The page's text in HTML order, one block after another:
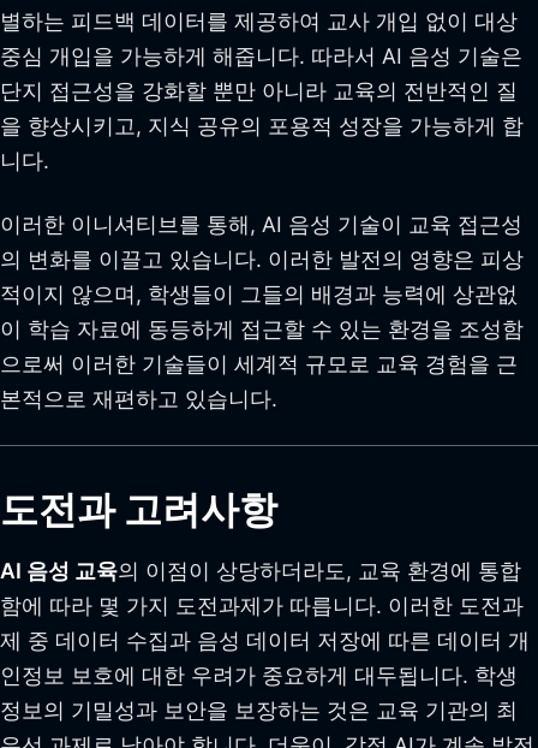
별하는 피드백 데이터를 제공하여 교사 개입 없이 대상
중심 개입을 가능하게 해줍니다. 따라서 AI 음성 기술은
단지 접근성을 강화할 뿐만 아니라 교육의 전반적인 질
을 향상시키고, 지식 공유의 포용적 성장을 가능하게 합
니다.
이러한 이니셔티브를 통해, AI 음성 기술이 교육 접근성
의 변화를 이끌고 있습니다. 이러한 발전의 영향은 피상
적이지 않으며, 학생들이 그들의 배경과 능력에 상관없
이 학습 자료에 동등하게 접근할 수 있는 환경을 조성함
으로써 이러한 기술들이 세계적 규모로 교육 경험을 근
본적으로 재편하고 있습니다.
도전과 고려사항
AI 음성 교육의 이점이 상당하더라도, 교육 환경에 통합
함에 따라 몇 가지 도전과제가 따릅니다. 이러한 도전과
제 중 데이터 수집과 음성 데이터 저장에 따른 데이터 개
인정보 보호에 대한 우려가 중요하게 대두됩니다. 학생
정보의 기밀성과 보안을 보장하는 것은 교육 기관의 최